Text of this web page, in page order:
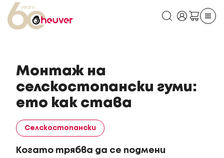
Монтаж на
селскостопански гуми:
ето как става
Cелскостопански
Когато трябва да се подмени